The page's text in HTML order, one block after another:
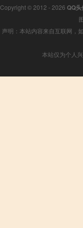
Copyright © 2012 - 2026 QQ
声明：本站内容来自互联网，
本站仅为个人